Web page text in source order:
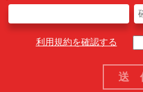
利用規約を確認する